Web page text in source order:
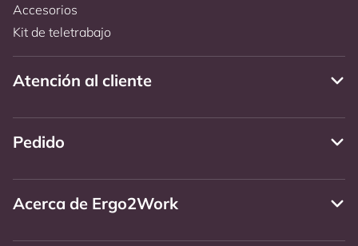
Accesorios
Kit de teletrabajo
Atención al cliente
Pedido
Acerca de Ergo2Work